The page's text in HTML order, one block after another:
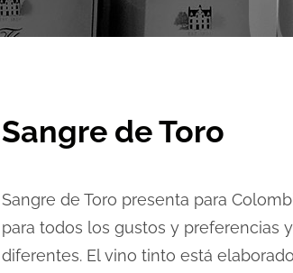
Sangre de Toro
Sangre de Toro presenta para
para todos los gustos y preferencias
diferentes. El vino tinto está